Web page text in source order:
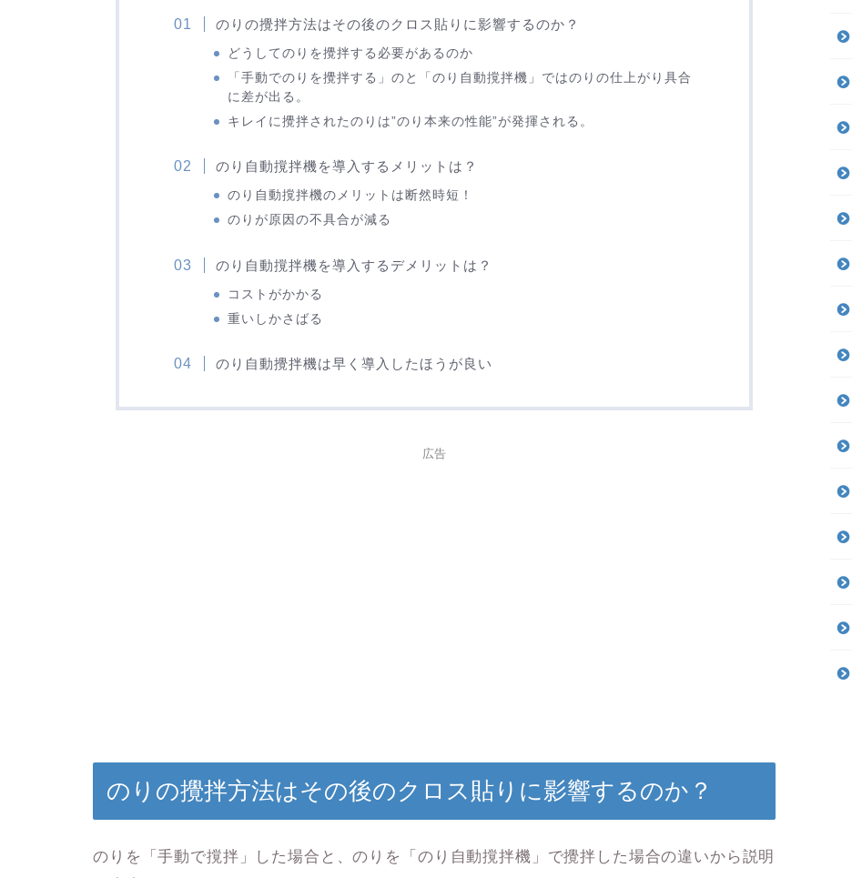
のりの攪拌方法はその後のクロス貼りに影響するのか？
どうしてのりを攪拌する必要があるのか
「手動でのりを攪拌する」のと「のり自動撹拌機」ではのりの仕上がり具合
に差が出る。
キレイに攪拌されたのりは”のり本来の性能”が発揮される。
のり自動撹拌機を導入するメリットは？
のり自動撹拌機のメリットは断然時短！
のりが原因の不具合が減る
のり自動撹拌機を導入するデメリットは？
コストがかかる
重いしかさばる
のり自動攪拌機は早く導入したほうが良い
広告
のりの攪拌方法はその後のクロス貼りに影響するのか？
のりを「手動で撹拌 」した場合と、のりを「 のり自動撹拌機 」で攪拌した場合の違いから説明